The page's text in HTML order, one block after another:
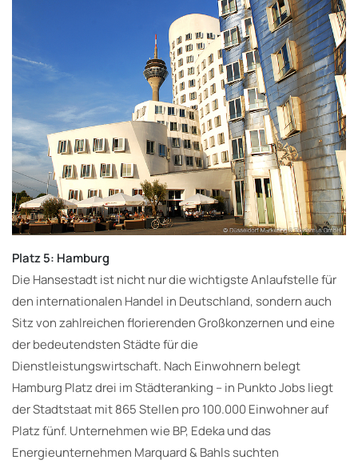
Platz 5: Hamburg
Die Hansestadt ist nicht nur die wichtigste Anlaufstelle für
den internationalen Handel in Deutschland, sondern auch
Sitz von zahlreichen florierenden Großkonzernen und eine
der bedeutendsten Städte für die
Dienstleistungswirtschaft. Nach Einwohnern belegt
Hamburg Platz drei im Städteranking – in Punkto Jobs liegt
der Stadtstaat mit 865 Stellen pro 100.000 Einwohner auf
Platz fünf. Unternehmen wie BP, Edeka und das
Energieunternehmen Marquard & Bahls suchten